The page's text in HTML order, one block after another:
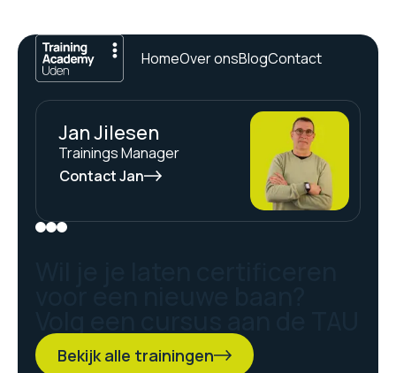
HomeOver onsBlogContact
Jan Jilesen
Trainings Manager
Contact Jan
Bekijk alle trainingen